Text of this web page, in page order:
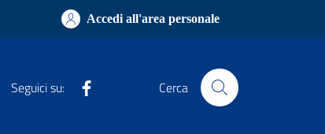
Accedi all'area personale
Seguici su: Cerca